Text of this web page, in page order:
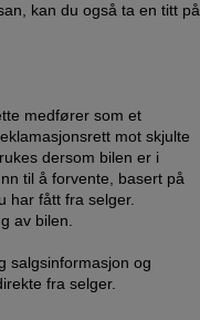
kan du også ta en titt på
medfører som et
mot skjulte
dersom bilen er i
til å forvente, basert på
har fått fra selger.
av bilen.
salgsinformasjon og
fra selger.